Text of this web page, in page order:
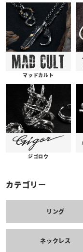
マッドカルト
ジゴロウ
カテゴリー
リング
ネックレス